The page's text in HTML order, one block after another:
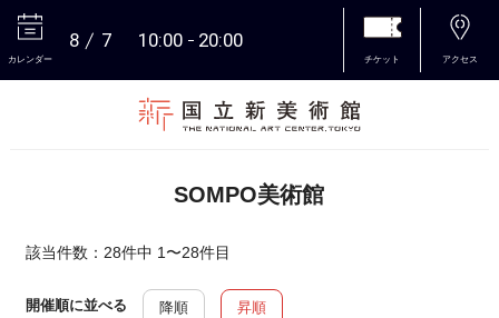
カレンダー
8 7 10:00 20:00
チケット アクセス
SOMPO美術館
該当件数：28件中 1〜28件目
開催順に並べる 降順 昇順